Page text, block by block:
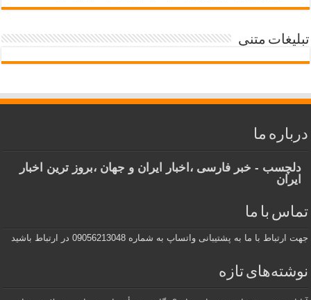
تبلیغات متنی
درباره ما
دلچسب - خبر فارسی ،اخبار ایران و جهان ،بروز ترین اخبار
ایران
تماس با ما
جهت ارتباط با ما به پشتیبانی واتساپ به شماره 09056213048 در ارتباط باشید
نوشته‌های تازه